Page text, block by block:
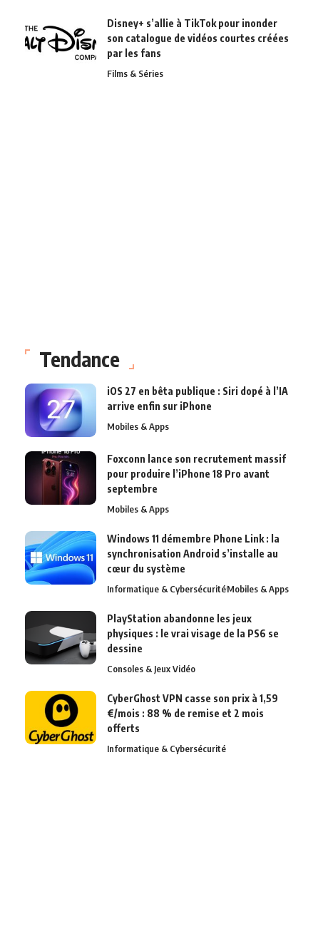
Disney+ s’allie à TikTok pour inonder
son catalogue de vidéos courtes créées
par les fans
Films & Séries
Tendance
iOS 27 en bêta publique : Siri dopé à l’IA
arrive enfin sur iPhone
Mobiles & Apps
Foxconn lance son recrutement massif
pour produire l’iPhone 18 Pro avant
septembre
Mobiles & Apps
Windows 11 démembre Phone Link : la
synchronisation Android s’installe au
cœur du système
Informatique & CybersécuritéMobiles & Apps
PlayStation abandonne les jeux
physiques : le vrai visage de la PS6 se
dessine
Consoles & Jeux Vidéo
CyberGhost VPN casse son prix à 1,59
€/mois : 88 % de remise et 2 mois
offerts
Informatique & Cybersécurité